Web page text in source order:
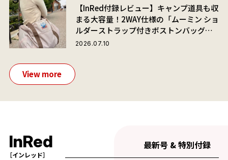
【InRed付録レビュー】キャンプ道具も収
まる大容量！2WAY仕様の「ムーミン ショ
ルダーストラップ付きボストンバッグ」
が夏旅におすすめな理由
2026.07.10
View more
InRed
［インレッド］
最新号 & 特別付録